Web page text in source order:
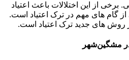
از این اختلالات باعث اعتیاد
گام های مهم در ترک اعتیاد است.
روش های جدید ترک اعتیاد است.
مشگین‌شهر